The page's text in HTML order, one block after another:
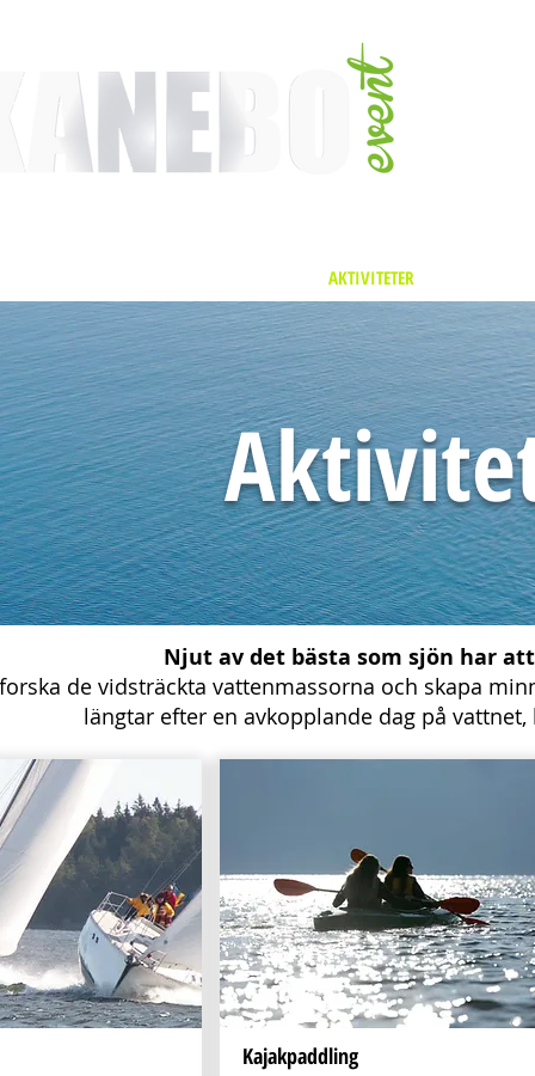
AKTIVITETER
Njut av det bästa som sjön har
de vidsträckta vattenmassorna och skapa
längtar efter en avkopplande dag på
Kajakpaddling